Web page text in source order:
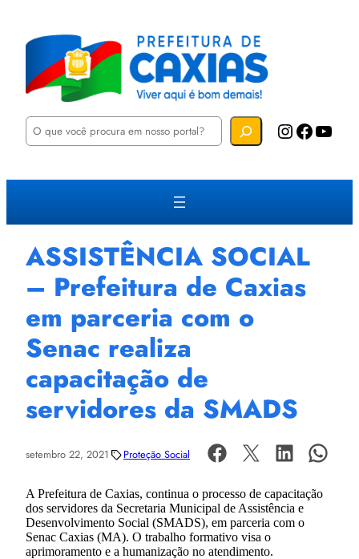
P
u
a
Instagram Facebook YouTube
ASSISTÊNCIA SOCIAL
– Prefeitura de Caxias
em parceria com o
Senac realiza
capacitação de
servidores da SMADS
setembro 22, 2021 Proteção Social
A Prefeitura de Caxias, continua o processo de capacitação
dos servidores da Secretaria Municipal de Assistência e
Desenvolvimento Social (SMADS), em parceria com o
Senac Caxias (MA). O trabalho formativo visa o
aprimoramento e a humanização no atendimento.